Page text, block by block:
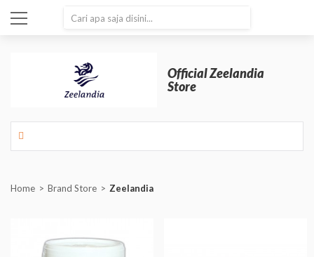
Official Zeelandia
Store
Home Brand Store Zeelandia